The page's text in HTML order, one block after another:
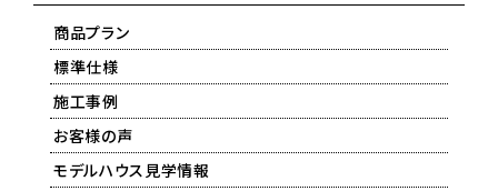
商品プラン
標準仕様
施工事例
お客様の声
モデルハウス見学情報